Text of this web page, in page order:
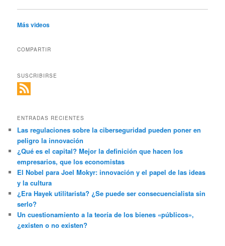
Más videos
COMPARTIR
SUSCRIBIRSE
ENTRADAS RECIENTES
Las regulaciones sobre la ciberseguridad pueden poner en
peligro la innovación
¿Qué es el capital? Mejor la definición que hacen los
empresarios, que los economistas
El Nobel para Joel Mokyr: innovación y el papel de las ideas
y la cultura
¿Era Hayek utilitarista? ¿Se puede ser consecuencialista sin
serlo?
Un cuestionamiento a la teoría de los bienes «públicos»,
¿existen o no existen?